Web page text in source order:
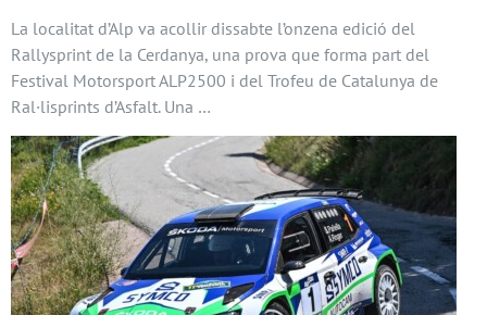
La localitat d’Alp va acollir dissabte l’onzena edició del
Rallysprint de la Cerdanya, una prova que forma part del
Festival Motorsport ALP2500 i del Trofeu de Catalunya de
Ral·lisprints d’Asfalt. Una …